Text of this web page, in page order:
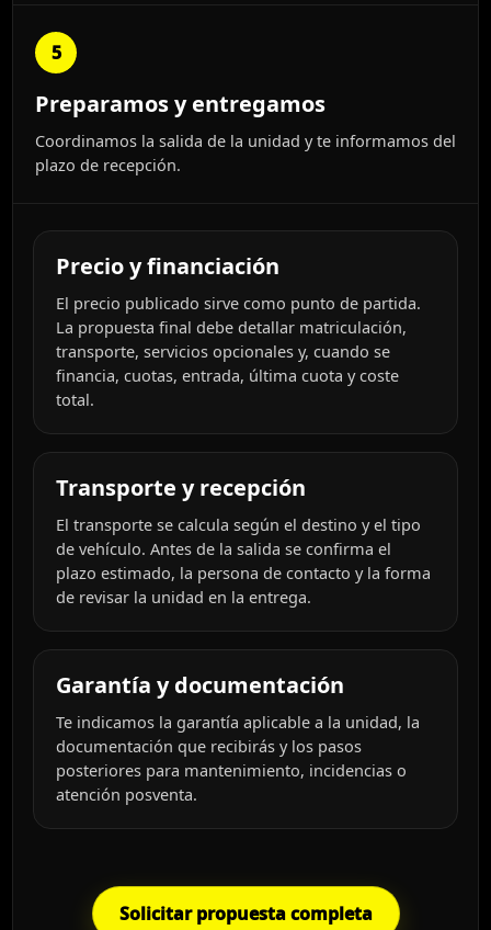
5
Preparamos y entregamos
Coordinamos la salida de la unidad y te informamos del
plazo de recepción.
Precio y financiación
El precio publicado sirve como punto de partida.
La propuesta final debe detallar matriculación,
transporte, servicios opcionales y, cuando se
financia, cuotas, entrada, última cuota y coste
total.
Transporte y recepción
El transporte se calcula según el destino y el tipo
de vehículo. Antes de la salida se confirma el
plazo estimado, la persona de contacto y la forma
de revisar la unidad en la entrega.
Garantía y documentación
Te indicamos la garantía aplicable a la unidad, la
documentación que recibirás y los pasos
posteriores para mantenimiento, incidencias o
atención posventa.
Solicitar propuesta completa